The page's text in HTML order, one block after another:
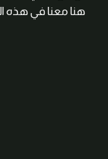
هنا معنا في هذه